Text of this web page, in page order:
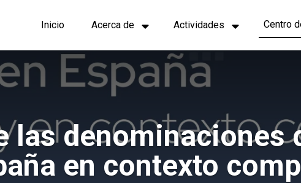
Navegación
Inicio Acerca de Actividades Centro
las denominaciones
en contexto